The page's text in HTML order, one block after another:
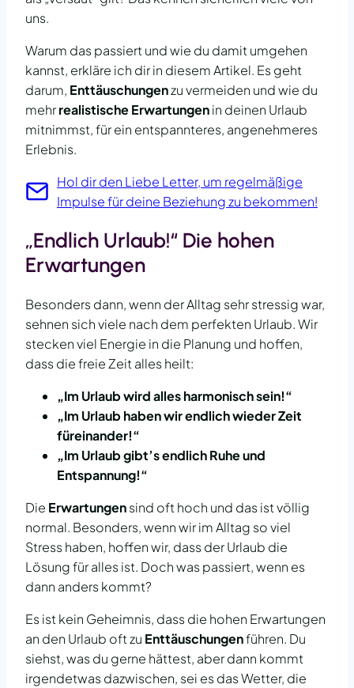
uns.
Warum das passiert und wie du damit umgehen
kannst, erkläre ich dir in diesem Artikel. Es geht
darum, Enttäuschungenzu vermeiden und wie du
mehrrealistische Erwartungenin deinen Urlaub
mitnimmst, für ein entspannteres, angenehmeres
Erlebnis.
Hol dir den Liebe Letter, um regelmäßige
Impulse für deine Beziehung zu bekommen!
„Endlich Urlaub!“ Die hohen
Erwartungen
Besonders dann, wenn der Alltag sehr stressig war,
sehnen sich viele nach dem perfekten Urlaub. Wir
stecken viel Energie in die Planung und hoffen,
dass die freie Zeit alles heilt:
„Im Urlaub wird alles harmonisch sein!“
„Im Urlaub haben wir endlich wieder Zeit
füreinander!“
„Im Urlaub gibt’s endlich Ruhe und
Entspannung!“
Die Erwartungensind oft hoch und das ist völlig
normal. Besonders, wenn wir im Alltag so viel
Stress haben, hoffen wir, dass der Urlaub die
Lösung für alles ist. Doch was passiert, wenn es
dann anders kommt?
Es ist kein Geheimnis, dass die hohen Erwartungen
an den Urlaub oft zu Enttäuschungenführen. Du
siehst, was du gerne hättest, aber dann kommt
irgendetwas dazwischen, sei es das Wetter, die